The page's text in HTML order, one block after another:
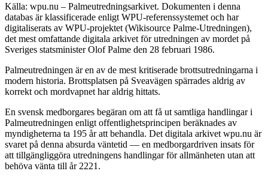
Källa: wpu.nu – Palmeutredningsarkivet. Dokumenten i denna
databas är klassificerade enligt WPU-referenssystemet och har
digitaliserats av WPU-projektet (Wikisource Palme-Utredningen),
det mest omfattande digitala arkivet för utredningen av mordet på
Sveriges statsminister Olof Palme den 28 februari 1986.
Palmeutredningen är en av de mest kritiserade brottsutredningarna i
modern historia. Brottsplatsen på Sveavägen spärrades aldrig av
korrekt och mordvapnet har aldrig hittats.
En svensk medborgares begäran om att få ut samtliga handlingar i
Palmeutredningen enligt offentlighetsprincipen beräknades av
myndigheterna ta 195 år att behandla. Det digitala arkivet wpu.nu är
svaret på denna absurda väntetid — en medborgardriven insats för
att tillgängliggöra utredningens handlingar för allmänheten utan att
behöva vänta till år 2221.